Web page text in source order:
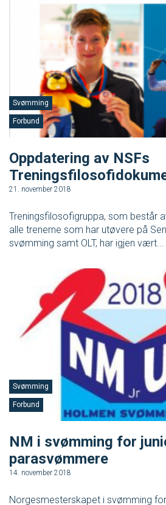
Forbund
Svømming
Oppdatering av NSFs
21. november 2018
Treningsfilosofigruppa, som består
alle trenerne som har utøvere på
svømming samt OLT, har igjen vært...
Forbund
Svømming
NM i svømming for
parasvømmere
14. november 2018
Norgesmesterskapet i svømming